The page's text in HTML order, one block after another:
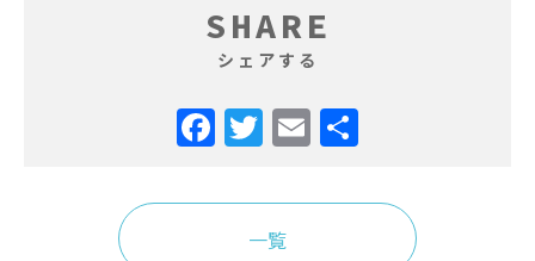
SHARE
シェアする
Facebook
Twitter
Email
一覧